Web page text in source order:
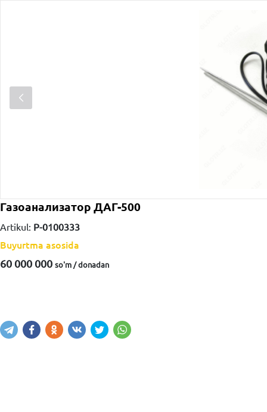
Газоанализатор ДАГ-500
Artikul: P-0100333
Buyurtma asosida
60 000 000 so'm / donadan